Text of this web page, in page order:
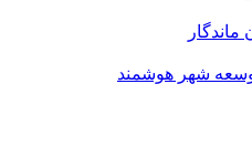
شهر هوشمند